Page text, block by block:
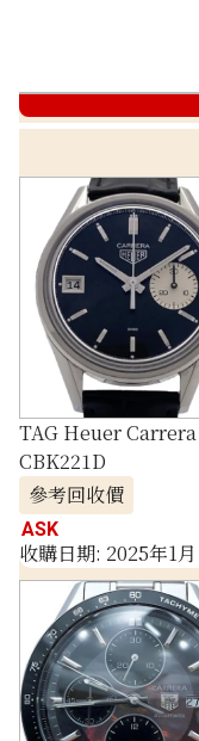
TAG Heuer Carrera
CBK221D
參考回收價
ASK
收購日期: 2025年1月